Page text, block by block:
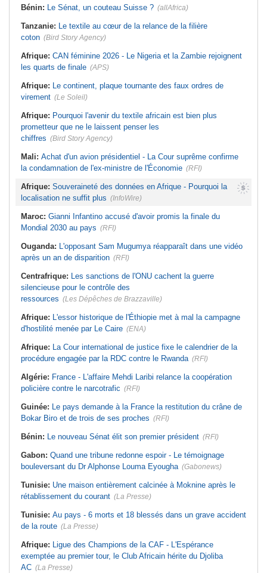
premier président
l'environnement - La Roots Wild
Foundation distinguée au Grand Prix
Nelson Mandela
premier tour, le Club Africain hérite
Tunisie: Crise sanitaire au pays -
Bénin: Le Sénat, un couteau Suisse ? (allAfrica)
Tanzanie: Le textile au cœur de la relance de la filière
coton (Bird Story Agency)
Afrique: CAN féminine 2026 - Le Nigeria et la Zambie rejoignent
les quarts de finale (APS)
Afrique: Le continent, plaque tournante des faux ordres de
virement (Le Soleil)
Afrique: Pourquoi l'avenir du textile africain est bien plus
prometteur que ne le laissent penser les
chiffres (Bird Story Agency)
Mali: Achat d'un avion présidentiel - La Cour suprême confirme
la condamnation de l'ex-ministre de l'Économie (RFI)
Afrique: Souveraineté des données en Afrique - Pourquoi la
localisation ne suffit plus (InfoWire)
Maroc: Gianni Infantino accusé d'avoir promis la finale du
Mondial 2030 au pays (RFI)
Ouganda: L'opposant Sam Mugumya réapparaît dans une vidéo
après un an de disparition (RFI)
Centrafrique: Les sanctions de l'ONU cachent la guerre
silencieuse pour le contrôle des
ressources (Les Dépêches de Brazzaville)
Afrique: L'essor historique de l'Éthiopie met à mal la campagne
d'hostilité menée par Le Caire (ENA)
Afrique: La Cour international de justice fixe le calendrier de la
procédure engagée par la RDC contre le Rwanda (RFI)
Algérie: France - L'affaire Mehdi Laribi relance la coopération
policière contre le narcotrafic (RFI)
Guinée: Le pays demande à la France la restitution du crâne de
Bokar Biro et de trois de ses proches (RFI)
Bénin: Le nouveau Sénat élit son premier président (RFI)
Gabon: Quand une tribune redonne espoir - Le témoignage
bouleversant du Dr Alphonse Louma Eyougha (Gabonews)
Tunisie: Une maison entièrement calcinée à Moknine après le
rétablissement du courant (La Presse)
Tunisie: Au pays - 6 morts et 18 blessés dans un grave accident
de la route (La Presse)
Afrique: Ligue des Champions de la CAF - L'Espérance
exemptée au premier tour, le Club Africain hérite du Djoliba
AC (La Presse)